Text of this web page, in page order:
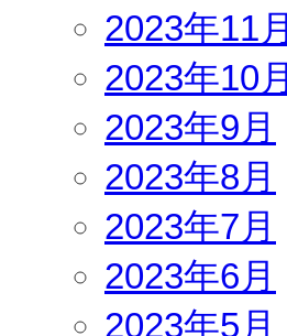
2023年11月
2023年10月
2023年9月
2023年8月
2023年7月
2023年6月
2023年5月